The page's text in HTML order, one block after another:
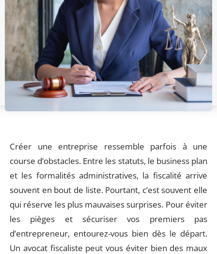
Créer une entreprise ressemble parfois à une
course d’obstacles. Entre les statuts, le business plan
et les formalités administratives, la fiscalité arrive
souvent en bout de liste. Pourtant, c’est souvent elle
qui réserve les plus mauvaises surprises. Pour éviter
les pièges et sécuriser vos premiers pas
d’entrepreneur, entourez-vous bien dès le départ.
Un avocat fiscaliste peut vous éviter bien des maux